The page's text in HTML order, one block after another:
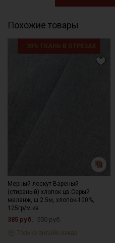
Похожие товары
Мерный лоскут Вареный
(стираный) хлопок цв.Серый
меланж, ш.2.5м, хлопок-100%,
125гр/м.кв
385 руб. 550 руб.
Только онлайн-заказ